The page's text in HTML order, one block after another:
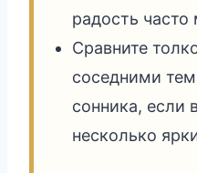
радость
Сравните
соседними
сонника, если
несколько